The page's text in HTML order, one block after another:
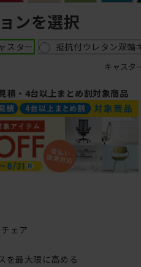
ンを選択
スター 抵抗付ウレタン双輪
キャスタ
積・4台以上まとめ割対象商品
を最大限に高める